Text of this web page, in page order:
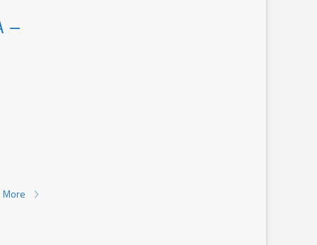
–
More